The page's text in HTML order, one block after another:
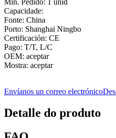
Min. Pedido: 1 unid
Capacidade:
Fonte: China
Porto: Shanghai Ningbo
Certificación: CE
Pago: T/T, L/C
OEM: aceptar
Mostra: aceptar
Envíanos un correo electrónico
Detalle do produto